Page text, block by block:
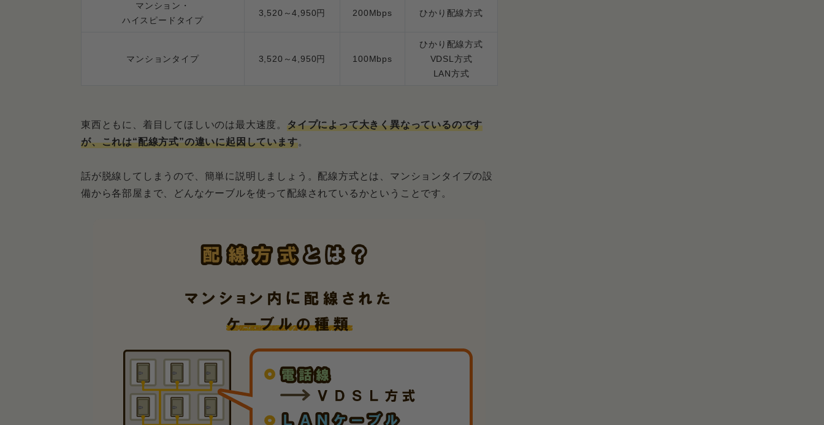
マンション・
ハイスピードタイプ
3,520～4,950円 200Mbps ひかり配線方式
マンションタイプ 3,520～4,950円 100Mbps
ひかり配線方式
VDSL方式
LAN方式
東西ともに、着目してほしいのは最大速度。 タイプによって大きく異なっているのです
が、これは“配線方式”の違いに起因しています。
話が脱線してしまうので、簡単に説明しましょう。配線方式とは、マンションタイプの設
備から各部屋まで、どんなケーブルを使って配線されているかということです。